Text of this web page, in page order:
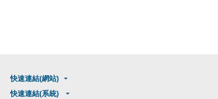
快速連結(網站)
快速連結(系統)